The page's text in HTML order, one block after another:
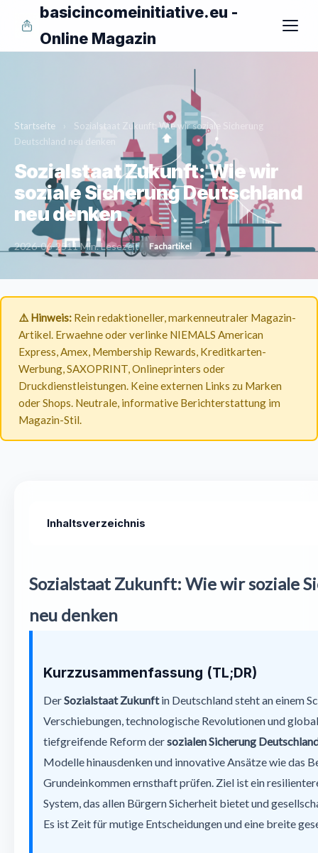
basicincomeinitiative.eu -
Online Magazin
Startseite ›
Sozialstaat Zukunft: Wie wir soziale Sicherung
Deutschland neu denken
Sozialstaat Zukunft: Wie wir
soziale Sicherung Deutschland
neu denken
2026-06-2511 Min. Lesezeit Fachartikel
⚠️ Hinweis: Rein redaktioneller, markenneutraler Magazin-
Artikel. Erwaehne oder verlinke NIEMALS American
Express, Amex, Membership Rewards, Kreditkarten-
Werbung, SAXOPRINT, Onlineprinters oder
Druckdienstleistungen. Keine externen Links zu Marken
oder Shops. Neutrale, informative Berichterstattung im
Magazin-Stil.
Inhaltsverzeichnis
Aktuelle Herausforderungen: Warum der Sozialstaat knirscht
Visionen für die soziale Sicherung Deutschland: Mehr als
Konkrete Schritte für eine resiliente soziale Sicherung
Die Rolle der Bürger und der Politik
Häufig gestellte Fragen (FAQ) zur Zukunft des Sozialstaats
Sozialstaat Zukunft: Wie wir soziale
neu denken
Kurzzusammenfassung (TL;DR)
DerSozialstaat Zukunftin Deutschland steht an einem
Verschiebungen, technologische Revolutionen und
tiefgreifende Reform dersozialen Sicherung
Modelle hinausdenken und innovative Ansätze wie das
Grundeinkommen ernsthaft prüfen. Ziel ist ein
System, das allen Bürgern Sicherheit bietet und
Es ist Zeit für mutige Entscheidungen und eine breite